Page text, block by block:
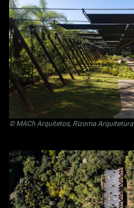
© MACh Arquitetos, Rizoma Arquitetura